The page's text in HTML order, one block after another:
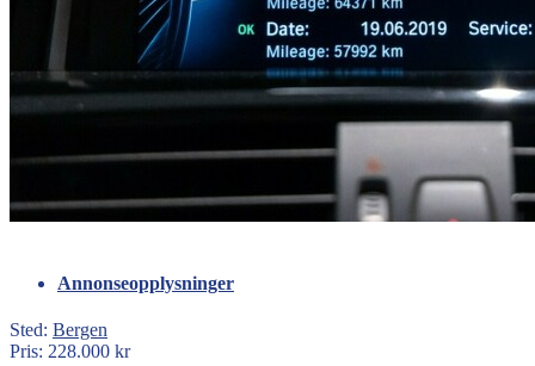
Annonseopplysninger
Sted: Bergen
Pris: 228.000 kr